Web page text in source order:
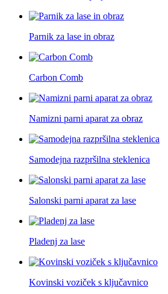
Parnik za lase in obraz
Carbon Comb
Namizni parni aparat za obraz
Samodejna razpršilna steklenica
Salonski parni aparat za lase
Pladenj za lase
Kovinski voziček s ključavnico